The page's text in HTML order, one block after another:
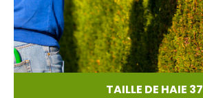
TAILLE DE HAIE 37